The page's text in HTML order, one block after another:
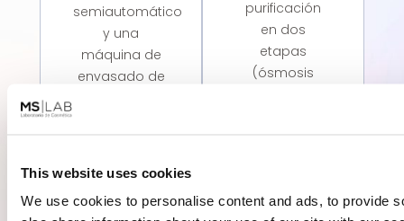
This website uses cookies
We use cookies to personalise content and ads, to provide
semiautomático
y una
máquina de
envasado de
eficiente y
purificación
en dos
etapas
(ósmosis
pureza